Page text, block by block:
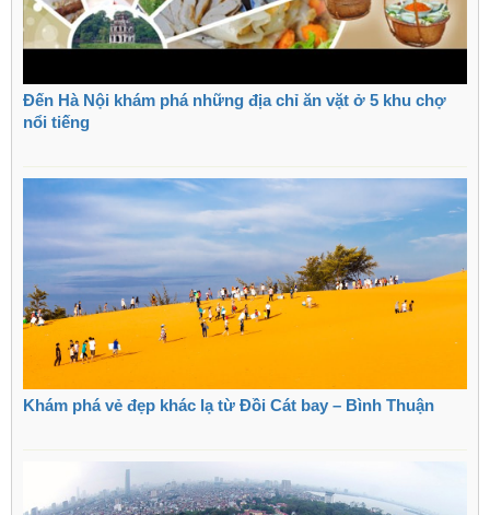
Đến Hà Nội khám phá những địa chỉ ăn vặt ở 5 khu chợ
nổi tiếng
Khám phá vẻ đẹp khác lạ từ Đồi Cát bay – Bình Thuận